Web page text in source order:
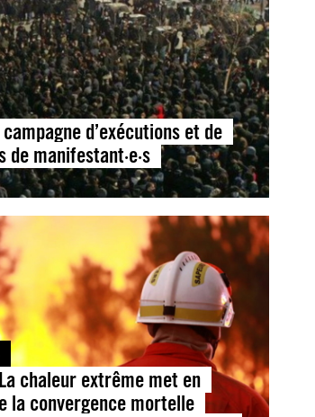
d’exécutions et de
manifestant·e·s
chaleur extrême met en
la convergence mortelle